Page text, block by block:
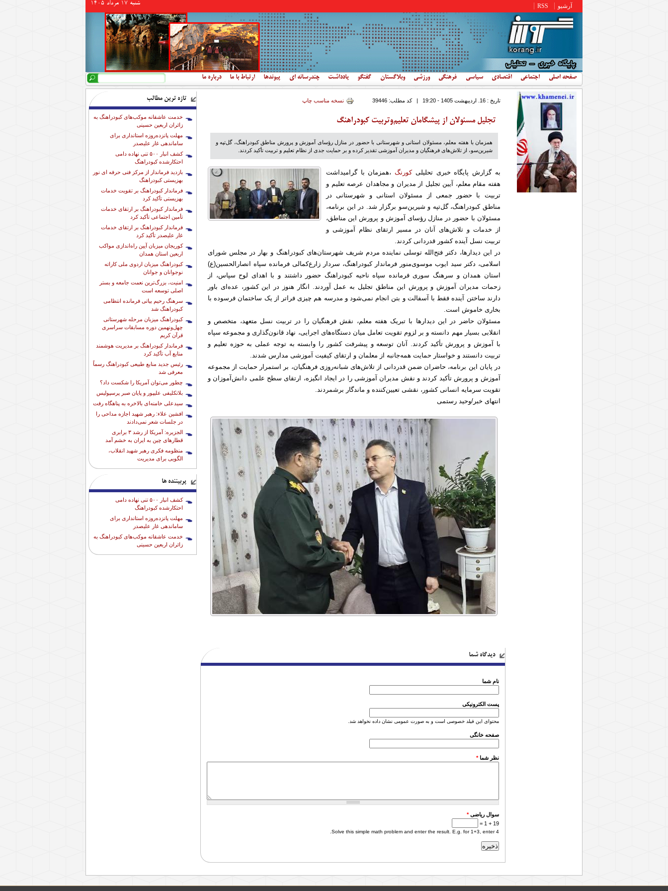
شنبه 17 مرداد 1405 آرشیو RSS
صفحه اصلی اجتماعی اقتصادی سیاسی فرهنگی ورزشی وبلاگستان گفتگو یادداشت چندرسانه ای پیوندها ارتباط با ما درباره ما فرم جستجو
جستجو
تازه ترین مطالب
خدمت عاشقانه موکب‌های کبودراهنگ به
زائران اربعین حسینی
مهلت پانزده‌روزه استانداری برای
ساماندهی غار علیصدر
کشف انبار ۵۰۰ تنی نهاده دامی
احتکارشده کبودراهنگ
بازدید فرماندار از مرکز فنی حرفه ای نور
بهزیستی کبودراهنگ
فرماندار کبودراهنگ بر تقویت خدمات
بهزیستی تأکید کرد
فرماندار کبودراهنگ بر ارتقای خدمات
تأمین اجتماعی تأکید کرد
فرماندار کبودراهنگ بر ارتقای خدمات
غار علیصدر تأکید کرد
کوریجان میزبان آیین راه‌اندازی مواکب
اربعین استان همدان
کبودراهنگ میزبان اردوی ملی کاراته
نوجوانان و جوانان
امنیت، بزرگ‌ترین نعمت جامعه و بستر
اصلی توسعه است
سرهنگ رحیم بیاتی فرمانده انتظامی
کبودراهنگ شد
کبودراهنگ میزبان مرحله شهرستانی
چهل‌ونهمین دوره مسابقات سراسری
قرآن کریم
فرماندار کبودراهنگ بر مدیریت هوشمند
منابع آب تأکید کرد
رئیس جدید منابع طبیعی کبودراهنگ رسماً
معرفی شد
چطور می‌توان آمریکا را شکست داد؟
بلاتکلیفی علیپور و پایان صبر پرسپولیس
سیدعلی خامنه‌ای بالاخره به پناهگاه رفت
افشین علاء: رهبر شهید اجازه مداحی را
در جلسات شعر نمی‌دادند
الجزیره: آمریکا از رشد ۳ برابری
قطارهای چین به ایران به خشم آمد
منظومه فکری رهبر شهید انقلاب،
الگویی برای مدیریت
پربیننده ها
کشف انبار ۵۰۰ تنی نهاده دامی
احتکارشده کبودراهنگ
مهلت پانزده‌روزه استانداری برای
ساماندهی غار علیصدر
خدمت عاشقانه موکب‌های کبودراهنگ به
زائران اربعین حسینی
تاریخ : 16. ارديبهشت 1405 - 19:20 |کد مطلب:39446 نسخه مناسب چاپ
تجلیل مسئولان از پیشگامان تعلیم‌وتربیت کبودراهنگ
همزمان با هفته معلم، مسئولان استانی و شهرستانی با حضور در منازل رؤسای آموزش و پرورش مناطق کبودراهنگ، گل‌تپه و
شیرین‌سو، از تلاش‌های فرهنگیان و مدیران آموزشی تقدیر کرده و بر حمایت جدی از نظام تعلیم و تربیت تأکید کردند.
به گزارش پایگاه خبری تحلیلیکورنگ،همزمان با گرامیداشت
هفته مقام معلم، آیین تجلیل از مدیران و مجاهدان عرصه تعلیم و
تربیت با حضور جمعی از مسئولان استانی و شهرستانی در
مناطق کبودراهنگ، گل‌تپه و شیرین‌سو برگزار شد. در این برنامه،
مسئولان با حضور در منازل رؤسای آموزش و پرورش این مناطق،
از خدمات و تلاش‌های آنان در مسیر ارتقای نظام آموزشی و
تربیت نسل آینده کشور قدردانی کردند.
در این دیدارها، دکتر فتح‌الله توسلی نماینده مردم شریف شهرستان‌های کبودراهنگ و بهار در مجلس شورای
اسلامی، دکتر سید ایوب موسوی‌منور فرماندار کبودراهنگ، سردار زارع‌کمالی فرمانده سپاه انصارالحسین(ع)
استان همدان و سرهنگ سوری فرمانده سپاه ناحیه کبودراهنگ حضور داشتند و با اهدای لوح سپاس، از
زحمات مدیران آموزش و پرورش این مناطق تجلیل به عمل آوردند. انگار هنوز در این کشور، عده‌ای باور
دارند ساختن آینده فقط با آسفالت و بتن انجام نمی‌شود و مدرسه هم چیزی فراتر از یک ساختمان فرسوده با
بخاری خاموش است.
مسئولان حاضر در این دیدارها با تبریک هفته معلم، نقش فرهنگیان را در تربیت نسل متعهد، متخصص و
انقلابی بسیار مهم دانسته و بر لزوم تقویت تعامل میان دستگاه‌های اجرایی، نهاد قانون‌گذاری و مجموعه سپاه
با آموزش و پرورش تأکید کردند. آنان توسعه و پیشرفت کشور را وابسته به توجه عملی به حوزه تعلیم و
تربیت دانستند و خواستار حمایت همه‌جانبه از معلمان و ارتقای کیفیت آموزشی مدارس شدند.
در پایان این برنامه، حاضران ضمن قدردانی از تلاش‌های شبانه‌روزی فرهنگیان، بر استمرار حمایت از مجموعه
آموزش و پرورش تأکید کردند و نقش مدیران آموزشی را در ایجاد انگیزه، ارتقای سطح علمی دانش‌آموزان و
تقویت سرمایه انسانی کشور، نقشی تعیین‌کننده و ماندگار برشمردند.
انتهای خبر/وحید رستمی
دیدگاه شما
نام شما
پست الکترونیکی
محتوای این فیلد خصوصی است و به صورت عمومی نشان داده نخواهد شد.
صفحه خانگی
نظر شما*
سوال ریاضی*
19 + 1 =
Solve this simple math problem and enter the result. E.g. for 1+3, enter 4.